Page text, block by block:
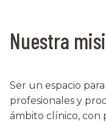
Nuestra
Ser un espacio
profesionales y
ámbito clínico, con